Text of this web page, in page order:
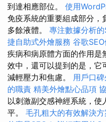
到達相應部位。 使用
免疫系統的重要組成部分，
多餘液體。 專注數據分析的
捷自助式外燴服務 谷歌
疾病和病原體方面的作用是
效中，還可以提到的是，它
減輕壓力和焦慮。 用戶口
的職責 精美外燴點心品項
以刺激副交感神經系統，使
平。 毛孔粗大的有效解決